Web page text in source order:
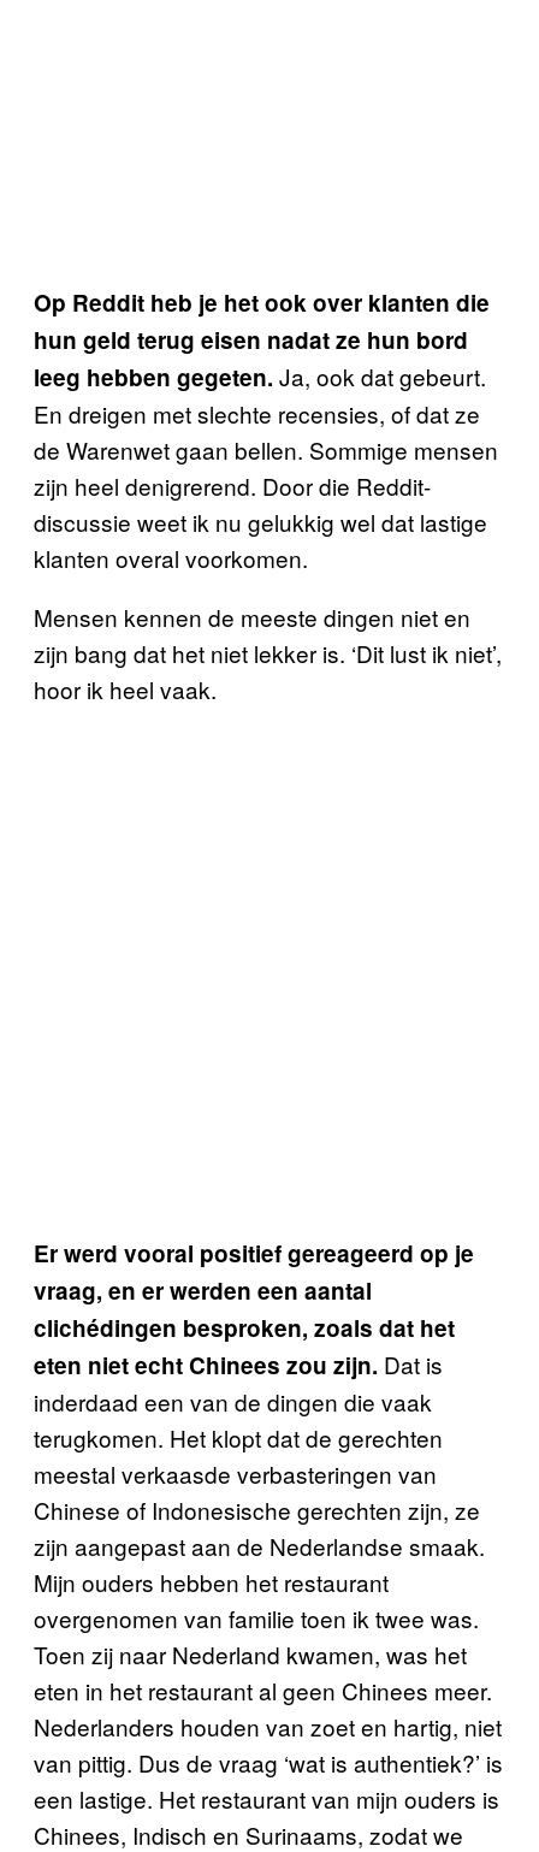
Op Reddit heb je het ook over klanten die
hun geld terug eisen nadat ze hun bord
leeg hebben gegeten. Ja, ook dat gebeurt.
En dreigen met slechte recensies, of dat ze
de Warenwet gaan bellen. Sommige mensen
zijn heel denigrerend. Door die Reddit-
discussie weet ik nu gelukkig wel dat lastige
klanten overal voorkomen.
Mensen kennen de meeste dingen niet en
zijn bang dat het niet lekker is. ‘Dit lust ik niet’,
hoor ik heel vaak.
Er werd vooral positief gereageerd op je
vraag, en er werden een aantal
clichédingen besproken, zoals dat het
eten niet echt Chinees zou zijn. Dat is
inderdaad een van de dingen die vaak
terugkomen. Het klopt dat de gerechten
meestal verkaasde verbasteringen van
Chinese of Indonesische gerechten zijn, ze
zijn aangepast aan de Nederlandse smaak.
Mijn ouders hebben het restaurant
overgenomen van familie toen ik twee was.
Toen zij naar Nederland kwamen, was het
eten in het restaurant al geen Chinees meer.
Nederlanders houden van zoet en hartig, niet
van pittig. Dus de vraag ‘wat is authentiek?’ is
een lastige. Het restaurant van mijn ouders is
Chinees, Indisch en Surinaams, zodat we